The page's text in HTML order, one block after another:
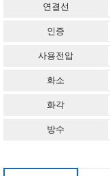
연결선
인증
사용전압
화소
화각
방수